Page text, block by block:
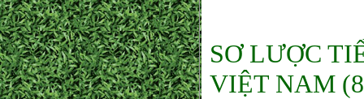
SƠ LƯỢC
VIỆT NAM